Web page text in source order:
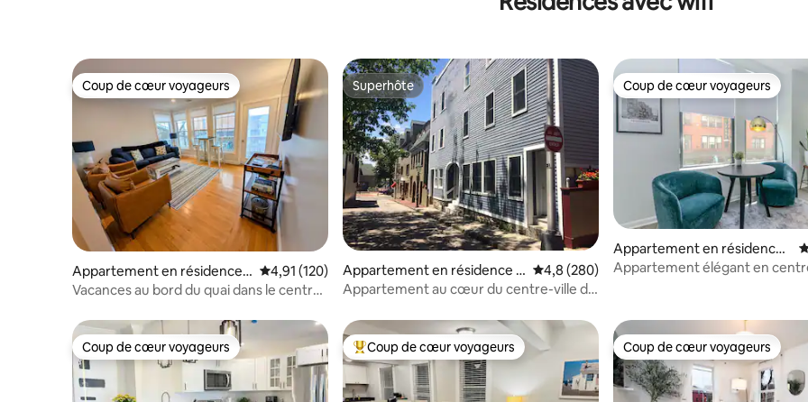
Coup de cœur voyageurs
Coup de cœur voyageurs
Appartement en résidence ⋅
Newport
Évaluation moyenne sur la base de 120 commentaires : 4,91 sur 5
4,91 (120)
Vacances au bord du quai dans le centre-
Superhôte
Superhôte
Appartement en résidence ⋅
Newport
Évaluation moyenne sur la base de 280
4,8 (280)
Appartement au cœur du centre-ville de
Coup de cœur voyageurs
Coup de cœur voyageurs
Appartement en résidence ⋅
Providence
Appartement élégant en
Coup de cœur voyageurs
Coup de cœur voyageurs Coups de cœur voyageurs les plus appréciés
Coup de cœur voyageurs Coup de cœur voyageurs
Coup de cœur voyageurs